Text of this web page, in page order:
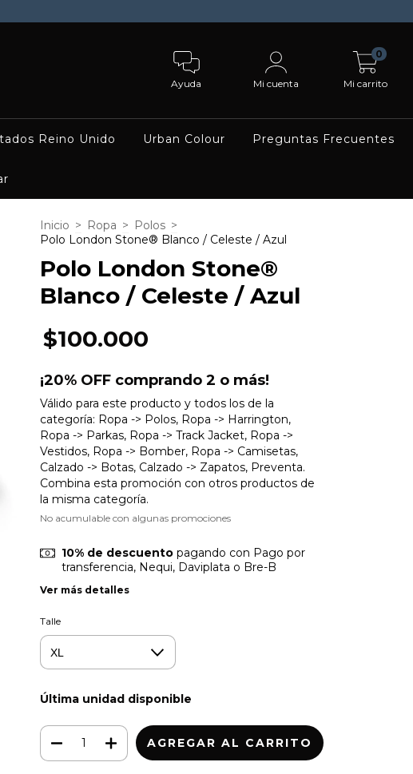
Ayuda Mi cuenta Mi carrito
0
Reino Unido Urban Colour Preguntas Frecuentes
Inicio > Ropa > Polos >
Polo London Stone® Blanco / Celeste / Azul
Polo London Stone®
Blanco / Celeste / Azul
$100.000
¡20% OFF comprando 2 o más!
Válido para este producto y todos los de la
categoría: Ropa -> Polos, Ropa -> Harrington,
Ropa -> Parkas, Ropa -> Track Jacket, Ropa ->
Vestidos, Ropa -> Bomber, Ropa -> Camisetas,
Calzado -> Botas, Calzado -> Zapatos, Preventa.
Combina esta promoción con otros productos de
la misma categoría.
No acumulable con algunas promociones
10% de descuentopagando con Pago por
transferencia, Nequi, Daviplata o Bre-B
Ver más detalles
Talle
Última unidad disponible